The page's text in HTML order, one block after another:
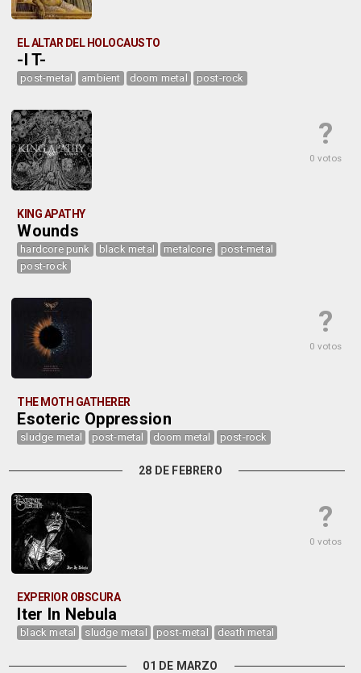
EL ALTAR DEL HOLOCAUSTO
-I T-
post-metal ambient doom metal post-rock
?
0 votos
KING APATHY
Wounds
hardcore punk black metal metalcore
post-metal
post-rock
?
0 votos
THE MOTH GATHERER
Esoteric Oppression
sludge metal post-metal doom metal post-rock
28 DE FEBRERO
?
0 votos
EXPERIOR OBSCURA
Iter In Nebula
black metal sludge metal post-metal death metal
01 DE MARZO